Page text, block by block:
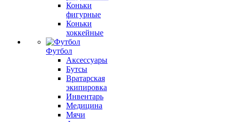
Коньки
фигурные
Коньки
хоккейные
Футбол
Аксессуары
Бутсы
Вратарская
экипировка
Инвентарь
Медицина
Мячи